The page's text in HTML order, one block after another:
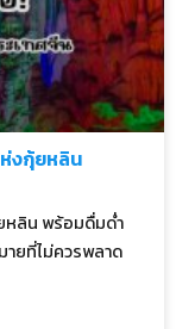
งกุ้ยหลิน
หลิน พร้อมดื่มด่ำ
ยที่ไม่ควรพลาด